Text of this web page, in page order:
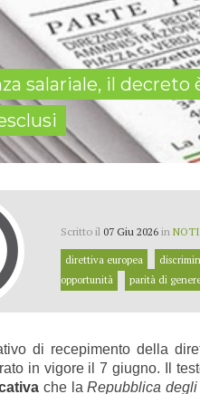
salariale, il
Scritto il 07 Giu 2026 in
direttiva europea
opportunità
parità di
di recepimento della
in vigore il 7 giugno. Il
che laRepubblica